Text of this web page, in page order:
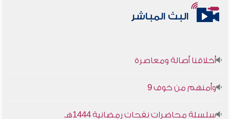
البث المباشر
أخلاقنا أصالة ومعاصرة
وأمنهم من خوف 9
سلسلة محاضرات نفحات رمضانية 1444هـ